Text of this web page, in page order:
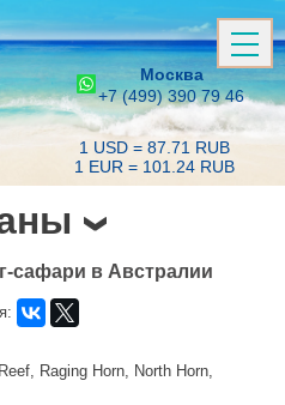
Москва
+7 (499) 390 79 46
1 USD = 87.71 RUB
1 EUR = 101.24 RUB
сафари в Австралии
Raging Horn, North Horn,